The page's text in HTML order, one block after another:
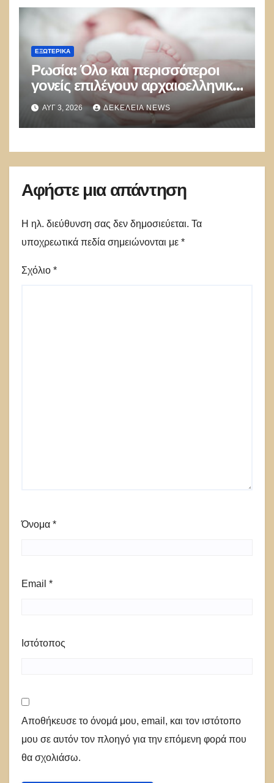
ΕΞΩΤΕΡΙΚΑ
Ρωσία: Όλο και περισσότεροι
γονείς επιλέγουν αρχαιοελληνικά
ονόματα για τα παιδιά τους –
Ποια ξεχωρίζουν
ΑΥΓ 3, 2026 ΔΕΚΈΛΕΙΑ NEWS
Αφήστε μια απάντηση
Η ηλ. διεύθυνση σας δεν δημοσιεύεται. Τα
υποχρεωτικά πεδία σημειώνονται με *
Σχόλιο *
Όνομα *
Email *
Ιστότοπος
Αποθήκευσε το όνομά μου, email, και τον ιστότοπο
μου σε αυτόν τον πλοηγό για την επόμενη φορά που
θα σχολιάσω.